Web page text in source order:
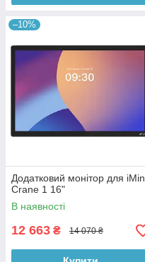
–10%
Додатковий монітор для iMin
Crane 1 16"
В наявності
12 663 ₴ 14 070 ₴